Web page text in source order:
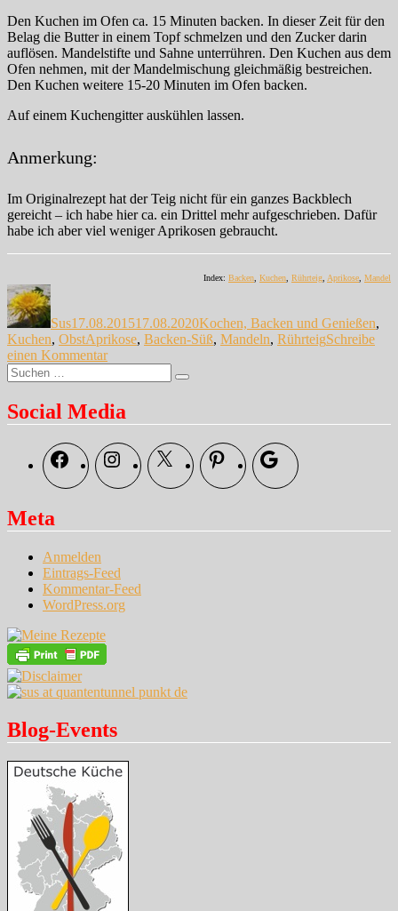
Den Kuchen im Ofen ca. 15 Minuten backen. In dieser Zeit für den
Belag die Butter in einem Topf schmelzen und den Zucker darin
auflösen. Mandelstifte und Sahne unterrühren. Den Kuchen aus dem
Ofen nehmen, mit der Mandelmischung gleichmäßig bestreichen.
Den Kuchen weitere 15-20 Minuten im Ofen backen.
Auf einem Kuchengitter auskühlen lassen.
Anmerkung:
Im Originalrezept hat der Teig nicht für ein ganzes Backblech
gereicht – ich habe hier ca. ein Drittel mehr aufgeschrieben. Dafür
habe ich aber viel weniger Aprikosen gebraucht.
Index: Backen, Kuchen, Rührteig, Aprikose, Mandel
Autor
Sus17.08.201517.08.2020Kochen, Backen und Genießen,
Kuchen, ObstSchlagwörter
Aprikose, Backen-Süß, Mandeln, RührteigSchreibe
einen Kommentarzu
Mandel-
Kuchen
Suche
nach:
Suchen
Social Media
FacebookInstagramX Pinterest Google
Meta
Anmelden
Eintrags-Feed
Kommentar-Feed
WordPress.org
Blog-Events